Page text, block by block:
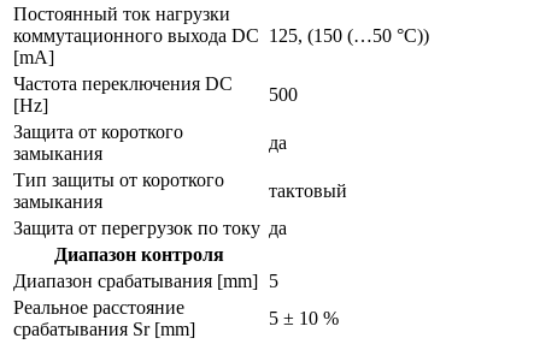
Постоянный ток нагрузки
коммутационного выхода DC
[mA]
125, (150 (…50 °C))
Частота переключения DC
[Hz]
500
Защита от короткого
замыкания
да
Тип защиты от короткого
замыкания
тактовый
Защита от перегрузок по току да
Диапазон контроля
Диапазон срабатывания [mm] 5
Реальное расстояние
срабатывания Sr [mm]
5 ± 10 %